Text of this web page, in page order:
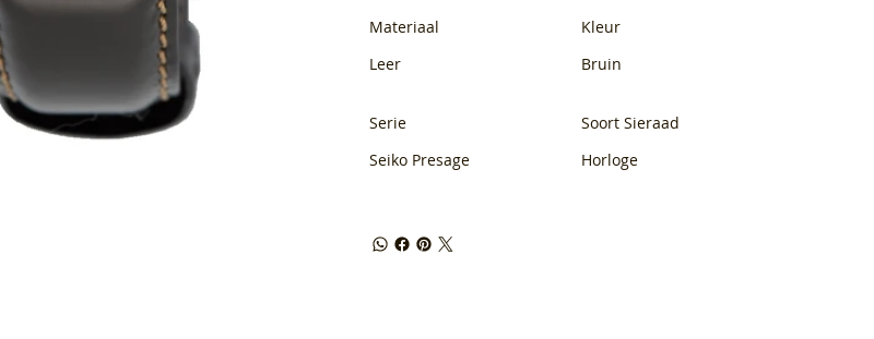
Materiaal
Leer
Kleur
Bruin
Serie
Seiko Presage
Soort Sieraad
Horloge